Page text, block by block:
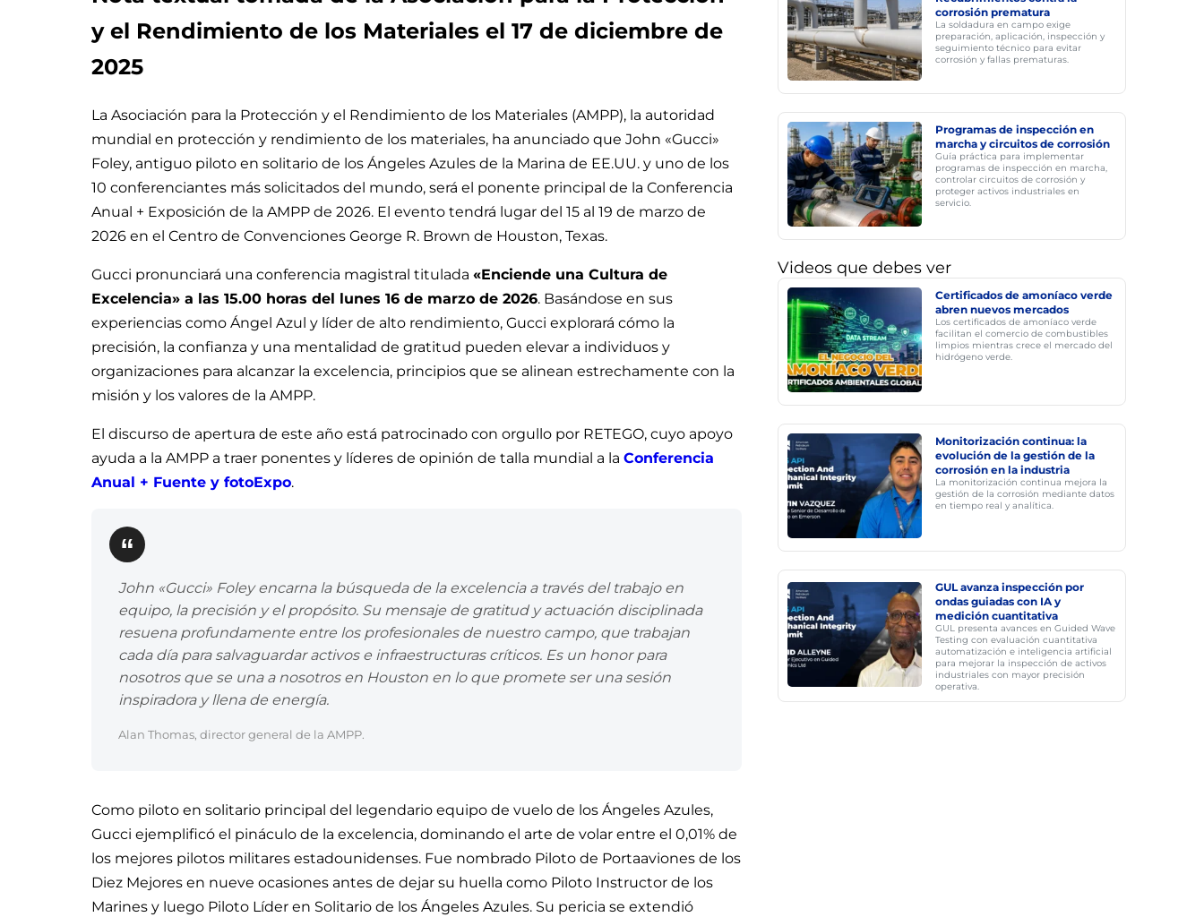
y el Rendimiento de los Materiales el 17 de diciembre de
2025
La Asociación para la Protección y el Rendimiento de los Materiales (AMPP), la autoridad
mundial en protección y rendimiento de los materiales, ha anunciado que John «Gucci»
Foley, antiguo piloto en solitario de los Ángeles Azules de la Marina de EE.UU. y uno de los
10 conferenciantes más solicitados del mundo, será el ponente principal de la Conferencia
Anual + Exposición de la AMPP de 2026. El evento tendrá lugar del 15 al 19 de marzo de
2026 en el Centro de Convenciones George R. Brown de Houston, Texas.
Gucci pronunciará una conferencia magistral titulada «Enciende una Cultura de
Excelencia» a las 15.00 horas del lunes 16 de marzo de 2026. Basándose en sus
experiencias como Ángel Azul y líder de alto rendimiento, Gucci explorará cómo la
precisión, la confianza y una mentalidad de gratitud pueden elevar a individuos y
organizaciones para alcanzar la excelencia, principios que se alinean estrechamente con la
misión y los valores de la AMPP.
El discurso de apertura de este año está patrocinado con orgullo por RETEGO, cuyo apoyo
ayuda a la AMPP a traer ponentes y líderes de opinión de talla mundial a la Conferencia
Anual + Fuente y fotoExpo.
John «Gucci» Foley encarna la búsqueda de la excelencia a través del trabajo en
equipo, la precisión y el propósito. Su mensaje de gratitud y actuación disciplinada
resuena profundamente entre los profesionales de nuestro campo, que trabajan
cada día para salvaguardar activos e infraestructuras críticos. Es un honor para
nosotros que se una a nosotros en Houston en lo que promete ser una sesión
inspiradora y llena de energía.
Alan Thomas, director general de la AMPP.
Como piloto en solitario principal del legendario equipo de vuelo de los Ángeles Azules,
Gucci ejemplificó el pináculo de la excelencia, dominando el arte de volar entre el 0,01% de
los mejores pilotos militares estadounidenses. Fue nombrado Piloto de Portaaviones de los
Diez Mejores en nueve ocasiones antes de dejar su huella como Piloto Instructor de los
Marines y luego Piloto Líder en Solitario de los Ángeles Azules. Su pericia se extendió
corrosión prematura
La soldadura en campo exige
preparación, aplicación, inspección y
seguimiento técnico para evitar
corrosión y fallas prematuras.
Programas de inspección en
marcha y circuitos de corrosión
Guía práctica para implementar
programas de inspección en marcha,
controlar circuitos de corrosión y
proteger activos industriales en
servicio.
Videos que debes ver
Certificados de amoníaco verde
abren nuevos mercados
Los certificados de amoníaco verde
facilitan el comercio de combustibles
limpios mientras crece el mercado del
hidrógeno verde.
Monitorización continua: la
evolución de la gestión de la
corrosión en la industria
La monitorización continua mejora la
gestión de la corrosión mediante datos
en tiempo real y analítica.
GUL avanza inspección por
ondas guiadas con IA y
medición cuantitativa
GUL presenta avances en Guided Wave
Testing con evaluación cuantitativa
automatización e inteligencia artificial
para mejorar la inspección de activos
industriales con mayor precisión
operativa.